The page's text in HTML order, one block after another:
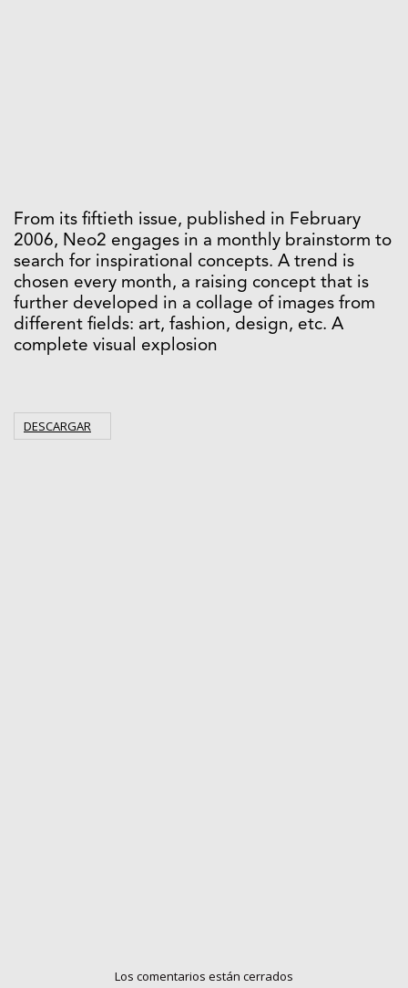
From its fiftieth issue, published in February
2006, Neo2 engages in a monthly brainstorm to
search for inspirational concepts. A trend is
chosen every month, a raising concept that is
further developed in a collage of images from
different fields: art, fashion, design, etc. A
complete visual explosion
DESCARGAR
Los comentarios están cerrados